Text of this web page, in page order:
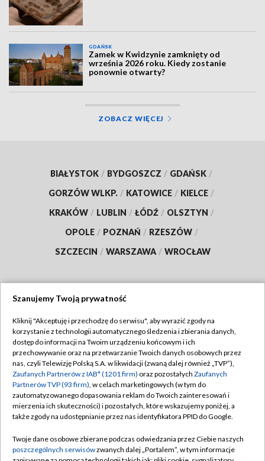
GDAŃSK
Zamek w Kwidzynie zamknięty od
września 2026 roku. Kiedy zostanie
ponownie otwarty?
ZOBACZ WIĘCEJ
BIAŁYSTOK / BYDGOSZCZ / GDAŃSK /
GORZÓW WLKP. / KATOWICE / KIELCE /
KRAKÓW / LUBLIN / ŁÓDŹ / OLSZTYN /
OPOLE / POZNAŃ / RZESZÓW /
SZCZECIN / WARSZAWA / WROCŁAW
TVP
Abonament TVP
Emisja w TVP
Centrum informacji TVP
Naziemna Telewizja Cyfrowa
Rada Programowa
Regulamin TVP
Polityka prywatności
Moje zgody
Pomoc
Kontakt
Szanujemy Twoją prywatność
Kliknij "Akceptuję i przechodzę do serwisu", aby wyrazić zgody na
korzystanie z technologii automatycznego śledzenia i zbierania danych,
dostęp do informacji na Twoim urządzeniu końcowym i ich
przechowywanie oraz na przetwarzanie Twoich danych osobowych przez
nas, czyli Telewizję Polską S.A. w likwidacji (zwaną dalej również „TVP”),
Zaufanych Partnerów z IAB* (1201 firm) oraz pozostałych Zaufanych
Partnerów TVP (93 firm), w celach marketingowych (w tym do
zautomatyzowanego dopasowania reklam do Twoich zainteresowań i
mierzenia ich skuteczności) i pozostałych, które wskazujemy poniżej, a
także zgody na udostępnianie przez nas identyfikatora PPID do Google.
Twoje dane osobowe zbierane podczas odwiedzania przez Ciebie naszych
poszczególnych serwisówzwanych dalej „Portalem”, w tym informacje